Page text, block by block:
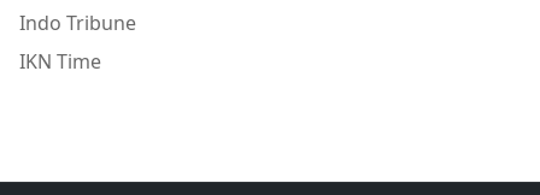
Indo Tribune
IKN Time